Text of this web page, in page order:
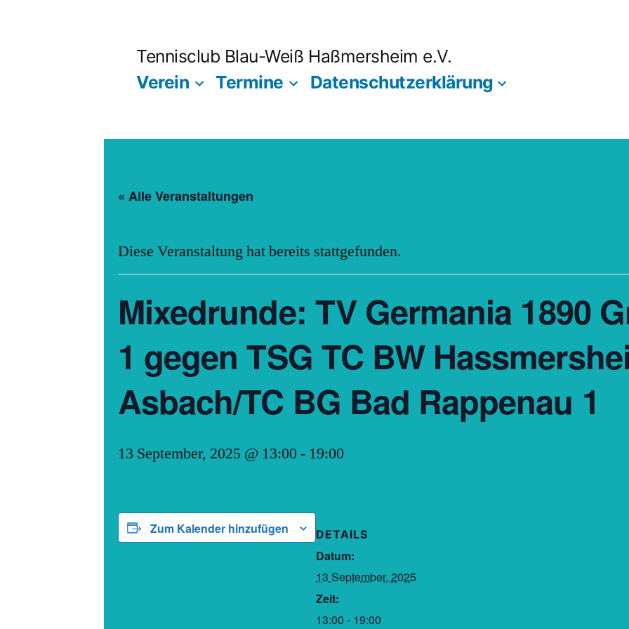
Tennisclub Blau-Weiß Haßmersheim e.V.
Verein
Termine Datenschutzerklärung
« Alle Veranstaltungen
Diese Veranstaltung hat bereits stattgefunden.
Mixedrunde: TV Germania 1890
1 gegen TSG TC BW
Asbach/TC BG Bad Rappenau 1
13 September, 2025 @ 13:00 - 19:00
Zum Kalender hinzufügen DETAILS
Datum:
13 September, 2025
Zeit:
13:00 - 19:00